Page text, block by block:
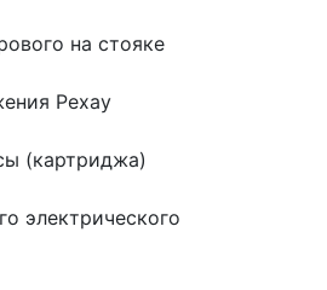
на стояке
Рехау
(картриджа)
электрического